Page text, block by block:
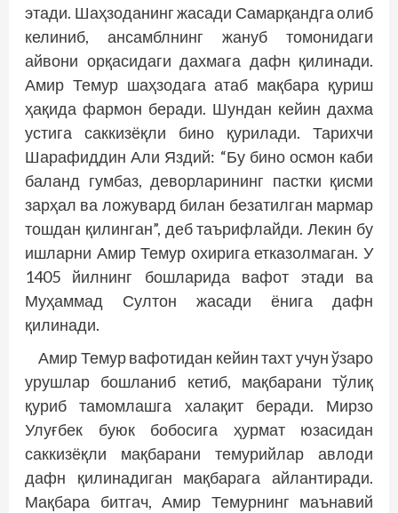
этади. Шаҳзоданинг жасади Самарқандга олиб
келиниб, ансамблнинг жануб томонидаги
айвони орқасидаги дахмага дафн қилинади.
Амир Темур шаҳзодага атаб мақбара қуриш
ҳақида фармон беради. Шундан кейин дахма
устига саккизёқли бино қурилади. Тарихчи
Шарафиддин Али Яздий: “Бу бино осмон каби
баланд гумбаз, деворларининг пастки қисми
зарҳал ва ложувард билан безатилган мармар
тошдан қилинган”, деб таърифлайди. Лекин бу
ишларни Амир Темур охирига етказолмаган. У
1405 йилнинг бошларида вафот этади ва
Муҳаммад Султон жасади ёнига дафн
қилинади.
Амир Темур вафотидан кейин тахт учун ўзаро
урушлар бошланиб кетиб, мақбарани тўлиқ
қуриб тамомлашга халақит беради. Мирзо
Улуғбек буюк бобосига ҳурмат юзасидан
саккизёқли мақбарани темурийлар авлоди
дафн қилинадиган мақбарага айлантиради.
Мақбара битгач, Амир Темурнинг маънавий